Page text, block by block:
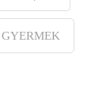
GYERMEK